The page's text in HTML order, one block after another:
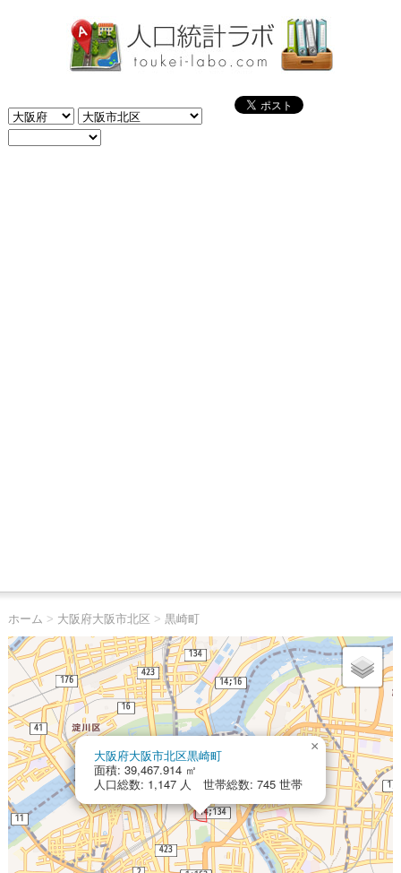
ホーム > 大阪府大阪市北区 > 黒崎町
大阪府大阪市北区黒崎町
面積: 39,467.914 ㎡
人口総数: 1,147 人 世帯総数: 745 世帯
×